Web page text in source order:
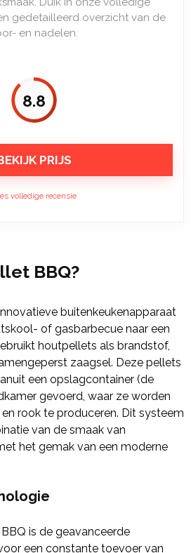
gedetailleerd overzicht van de
en nadelen.
8.8
PRIJS
volledige recensie
BBQ?
buitenkeukenapparaat
of gasbarbecue naar een
houtpellets als brandstof,
zaagsel. Deze pellets
een opslagcontainer (de
gevoerd, waar ze worden
rook te produceren. Dit systeem
van de smaak van
het gemak van een moderne
is de geavanceerde
een constante toevoer van